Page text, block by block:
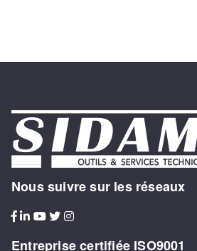
Nous suivre sur les réseaux
Entreprise certifiée ISO9001